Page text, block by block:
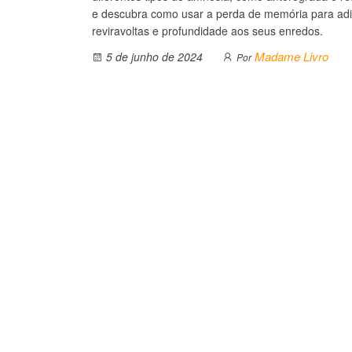
e descubra como usar a perda de memória para
reviravoltas e profundidade aos seus enredos.
5 de junho de 2024
Por Madame Livro